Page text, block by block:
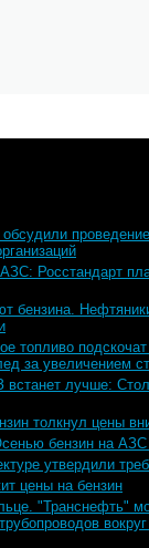
Росстандарт
бензина.
топливо
за увеличением
встанет лучше:
толкнул цены
бензин на
утвердили
цены на бензин
"Транснефть"